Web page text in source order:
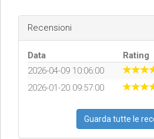
Recensioni
Data Rating
2026-04-09 10:06:00
2026-01-20 09:57:00
Guarda tutte le